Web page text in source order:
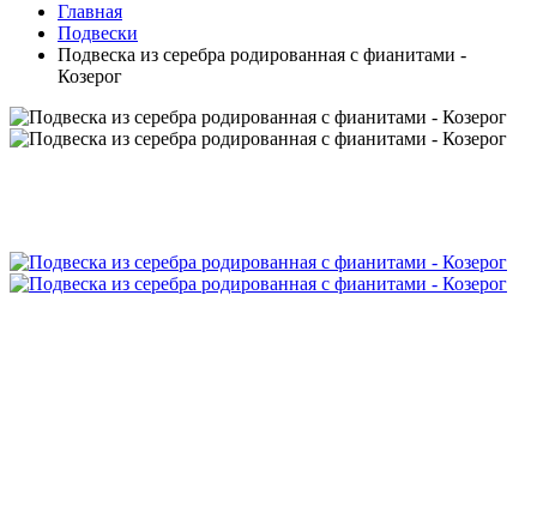
Главная
Подвески
Подвеска из серебра родированная с фианитами -
Козерог